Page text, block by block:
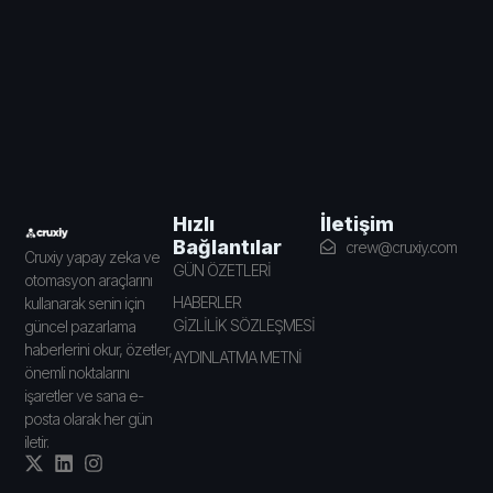
Cruxiy yapay zeka ve
otomasyon araçlarını
kullanarak senin için
güncel pazarlama
haberlerini okur, özetler,
önemli noktalarını
işaretler ve sana e-
posta olarak her gün
iletir.
Hızlı
Bağlantılar
GÜN ÖZETLERİ
HABERLER
GİZLİLİK SÖZLEŞMESİ
AYDINLATMA METNİ
İletişim
crew@cruxiy.com